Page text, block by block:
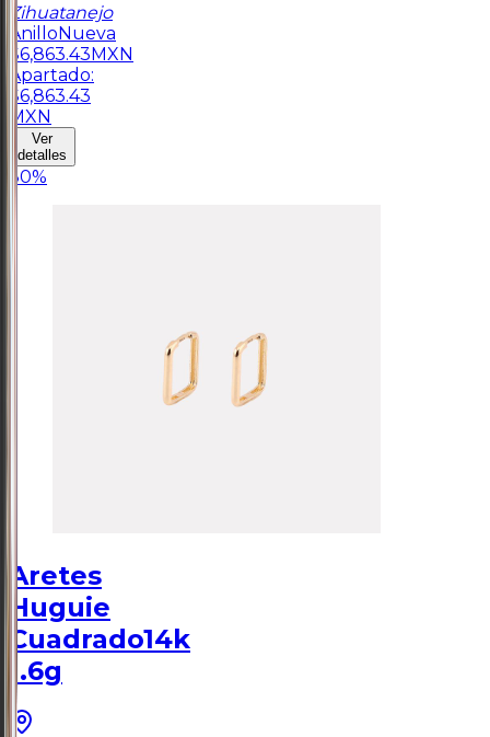
Zihuatanejo
AnilloNueva
$6,863.43MXN
Apartado:
$6,863.43
MXN
Ver
detalles
30%
Aretes
Huguie
Cuadrado14k
1.6g